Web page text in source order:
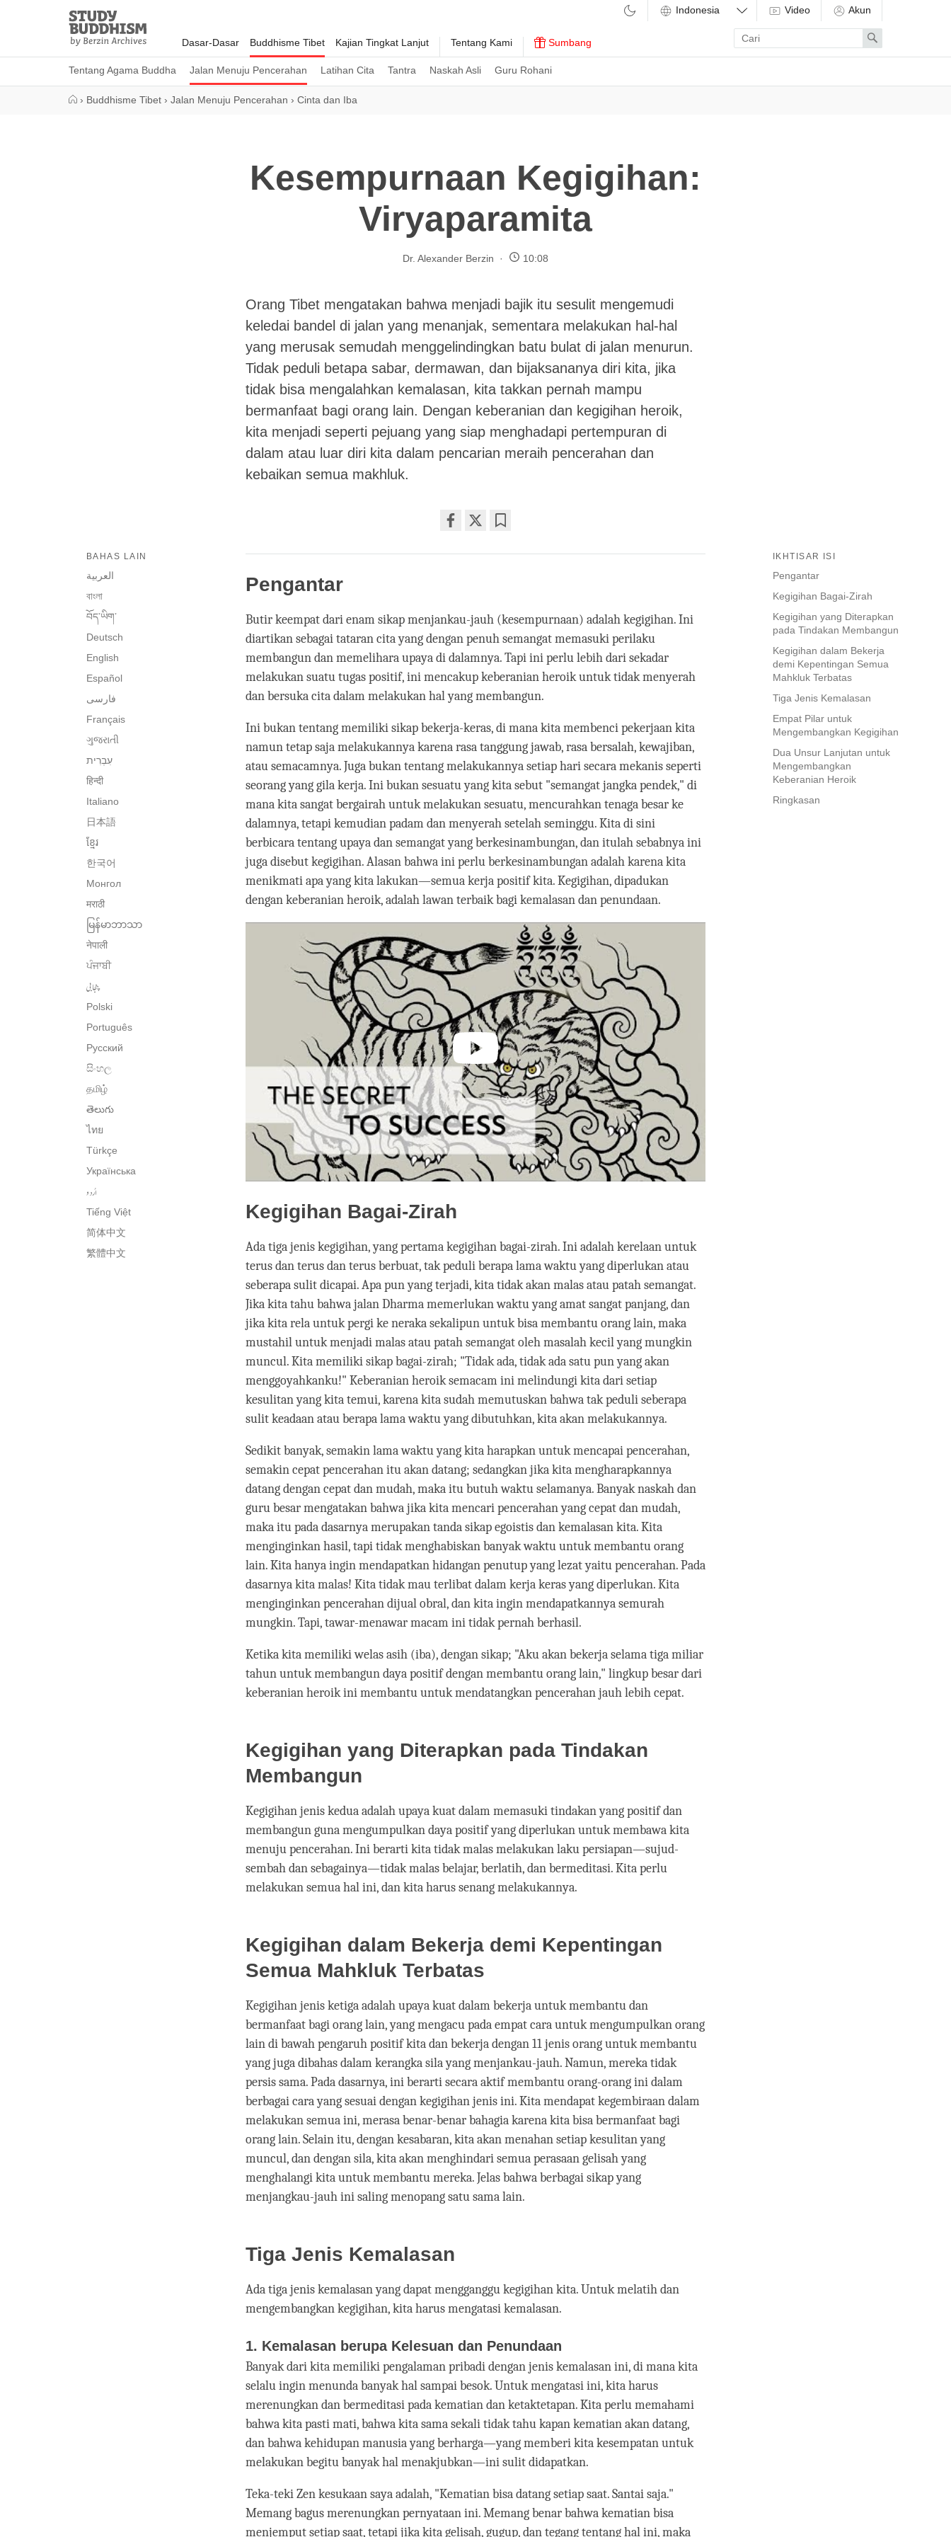
Study
Buddhism
Home
Dasar-Dasar Buddhisme Tibet
Tentang Agama Buddha Jalan Menuju Pencerahan Latihan Cita Tantra Naskah Asli Guru Rohani
Kajian Tingkat Lanjut Tentang Kami Sumbang
Video Akun
Enter
search
term
Search
› Buddhisme Tibet › Jalan Menuju Pencerahan › Cinta dan Iba
Kesempurnaan Kegigihan:
Viryaparamita
Dr. Alexander Berzin 10:08
Orang Tibet mengatakan bahwa menjadi bajik itu sesulit mengemudi
keledai bandel di jalan yang menanjak, sementara melakukan hal-hal
yang merusak semudah menggelindingkan batu bulat di jalan menurun.
Tidak peduli betapa sabar, dermawan, dan bijaksananya diri kita, jika
tidak bisa mengalahkan kemalasan, kita takkan pernah mampu
bermanfaat bagi orang lain. Dengan keberanian dan kegigihan heroik,
kita menjadi seperti pejuang yang siap menghadapi pertempuran di
dalam atau luar diri kita dalam pencarian meraih pencerahan dan
kebaikan semua makhluk.
on
IKHTISAR ISI
Pengantar
Kegigihan Bagai-Zirah
Kegigihan yang Diterapkan
pada Tindakan Membangun
Kegigihan dalam Bekerja
demi Kepentingan Semua
Mahkluk Terbatas
Tiga Jenis Kemalasan
Empat Pilar untuk
Mengembangkan Kegigihan
Dua Unsur Lanjutan untuk
Mengembangkan
Keberanian Heroik
Ringkasan
BAHAS LAIN
العربية
বাংলা
བོད་ཡིག་
Deutsch
English
Español
فارسی
Français
ગુજરાતી
हिन्दी
Italiano
日本語
ខ្មែរ
한국어
Монгол
मराठी
မြန်မာဘာသာ
नेपाली
ਪੰਜਾਬੀ
پنجابی
Polski
Português
Русский
සිංහල
தமிழ்
తెలుగు
ไทย
Türkçe
Українська
اُردو
Tiếng Việt
简体中文
繁體中文
Pengantar
Butir keempat dari enam sikap menjankau-jauh (kesempurnaan) adalah kegigihan. Ini
diartikan sebagai tataran cita yang dengan penuh semangat memasuki perilaku
membangun dan memelihara upaya di dalamnya. Tapi ini perlu lebih dari sekadar
melakukan suatu tugas positif, ini mencakup keberanian heroik untuk tidak menyerah
dan bersuka cita dalam melakukan hal yang membangun.
Ini bukan tentang memiliki sikap bekerja-keras, di mana kita membenci pekerjaan kita
namun tetap saja melakukannya karena rasa tanggung jawab, rasa bersalah, kewajiban,
atau semacamnya. Juga bukan tentang melakukannya setiap hari secara mekanis seperti
seorang yang gila kerja. Ini bukan sesuatu yang kita sebut "semangat jangka pendek," di
mana kita sangat bergairah untuk melakukan sesuatu, mencurahkan tenaga besar ke
dalamnya, tetapi kemudian padam dan menyerah setelah seminggu. Kita di sini
berbicara tentang upaya dan semangat yang berkesinambungan, dan itulah sebabnya ini
juga disebut kegigihan. Alasan bahwa ini perlu berkesinambungan adalah karena kita
menikmati apa yang kita lakukan—semua kerja positif kita. Kegigihan, dipadukan
dengan keberanian heroik, adalah lawan terbaik bagi kemalasan dan penundaan.
Kegigihan Bagai-Zirah
Ada tiga jenis kegigihan, yang pertama kegigihan bagai-zirah. Ini adalah kerelaan untuk
terus dan terus dan terus berbuat, tak peduli berapa lama waktu yang diperlukan atau
seberapa sulit dicapai. Apa pun yang terjadi, kita tidak akan malas atau patah semangat.
Jika kita tahu bahwa jalan Dharma memerlukan waktu yang amat sangat panjang, dan
jika kita rela untuk pergi ke neraka sekalipun untuk bisa membantu orang lain, maka
mustahil untuk menjadi malas atau patah semangat oleh masalah kecil yang mungkin
muncul. Kita memiliki sikap bagai-zirah; "Tidak ada, tidak ada satu pun yang akan
menggoyahkanku!" Keberanian heroik semacam ini melindungi kita dari setiap
kesulitan yang kita temui, karena kita sudah memutuskan bahwa tak peduli seberapa
sulit keadaan atau berapa lama waktu yang dibutuhkan, kita akan melakukannya.
Sedikit banyak, semakin lama waktu yang kita harapkan untuk mencapai pencerahan,
semakin cepat pencerahan itu akan datang; sedangkan jika kita mengharapkannya
datang dengan cepat dan mudah, maka itu butuh waktu selamanya. Banyak naskah dan
guru besar mengatakan bahwa jika kita mencari pencerahan yang cepat dan mudah,
maka itu pada dasarnya merupakan tanda sikap egoistis dan kemalasan kita. Kita
menginginkan hasil, tapi tidak menghabiskan banyak waktu untuk membantu orang
lain. Kita hanya ingin mendapatkan hidangan penutup yang lezat yaitu pencerahan. Pada
dasarnya kita malas! Kita tidak mau terlibat dalam kerja keras yang diperlukan. Kita
menginginkan pencerahan dijual obral, dan kita ingin mendapatkannya semurah
mungkin. Tapi, tawar-menawar macam ini tidak pernah berhasil.
Ketika kita memiliki welas asih (iba), dengan sikap; "Aku akan bekerja selama tiga miliar
tahun untuk membangun daya positif dengan membantu orang lain," lingkup besar dari
keberanian heroik ini membantu untuk mendatangkan pencerahan jauh lebih cepat.
Kegigihan yang Diterapkan pada Tindakan
Membangun
Kegigihan jenis kedua adalah upaya kuat dalam memasuki tindakan yang positif dan
membangun guna mengumpulkan daya positif yang diperlukan untuk membawa kita
menuju pencerahan. Ini berarti kita tidak malas melakukan laku persiapan—sujud-
sembah dan sebagainya—tidak malas belajar, berlatih, dan bermeditasi. Kita perlu
melakukan semua hal ini, dan kita harus senang melakukannya.
Kegigihan dalam Bekerja demi Kepentingan
Semua Mahkluk Terbatas
Kegigihan jenis ketiga adalah upaya kuat dalam bekerja untuk membantu dan
bermanfaat bagi orang lain, yang mengacu pada empat cara untuk mengumpulkan orang
lain di bawah pengaruh positif kita dan bekerja dengan 11 jenis orang untuk membantu
yang juga dibahas dalam kerangka sila yang menjankau-jauh. Namun, mereka tidak
persis sama. Pada dasarnya, ini berarti secara aktif membantu orang-orang ini dalam
berbagai cara yang sesuai dengan kegigihan jenis ini. Kita mendapat kegembiraan dalam
melakukan semua ini, merasa benar-benar bahagia karena kita bisa bermanfaat bagi
orang lain. Selain itu, dengan kesabaran, kita akan menahan setiap kesulitan yang
muncul, dan dengan sila, kita akan menghindari semua perasaan gelisah yang
menghalangi kita untuk membantu mereka. Jelas bahwa berbagai sikap yang
menjangkau-jauh ini saling menopang satu sama lain.
Tiga Jenis Kemalasan
Ada tiga jenis kemalasan yang dapat mengganggu kegigihan kita. Untuk melatih dan
mengembangkan kegigihan, kita harus mengatasi kemalasan.
1. Kemalasan berupa Kelesuan dan Penundaan
Banyak dari kita memiliki pengalaman pribadi dengan jenis kemalasan ini, di mana kita
selalu ingin menunda banyak hal sampai besok. Untuk mengatasi ini, kita harus
merenungkan dan bermeditasi pada kematian dan ketaktetapan. Kita perlu memahami
bahwa kita pasti mati, bahwa kita sama sekali tidak tahu kapan kematian akan datang,
dan bahwa kehidupan manusia yang berharga—yang memberi kita kesempatan untuk
melakukan begitu banyak hal menakjubkan—ini sulit didapatkan.
Teka-teki Zen kesukaan saya adalah, "Kematian bisa datang setiap saat. Santai saja."
Memang bagus merenungkan pernyataan ini. Memang benar bahwa kematian bisa
menjemput setiap saat, tetapi jika kita gelisah, gugup, dan tegang tentang hal ini, maka